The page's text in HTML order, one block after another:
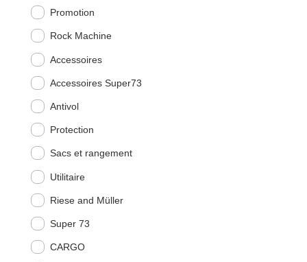
Promotion
Rock Machine
Accessoires
Accessoires Super73
Antivol
Protection
Sacs et rangement
Utilitaire
Riese and Müller
Super 73
CARGO